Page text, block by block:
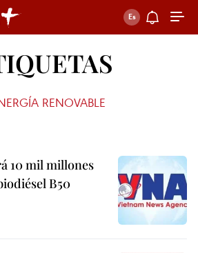
RENOVABLE
10 mil millones
B50